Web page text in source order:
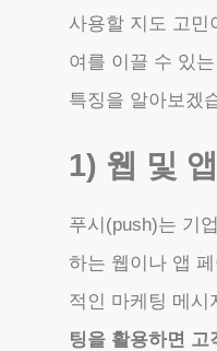
사용할 지도 고민
여를 이끌 수 있
특징을 알아보겠
1) 웹 및
푸시(push)는 기
하는 웹이나 앱
적인 마케팅 메시
팅을 활용하면 고